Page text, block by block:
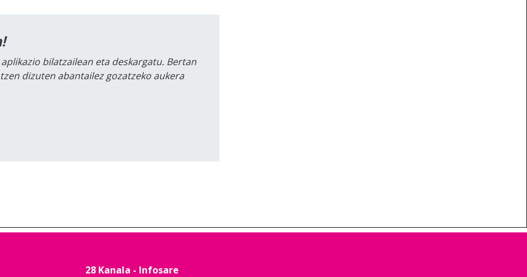
bilatzailean eta deskargatu. Bertan
dizuten abantailez gozatzeko aukera
28 Kanala - Infosare